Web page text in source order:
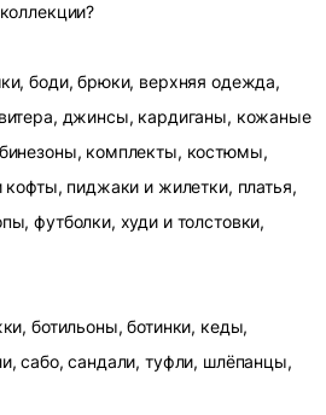
боди, брюки, верхняя одежда,
джинсы, кардиганы, кожаные
комплекты, костюмы,
кофты, пиджаки и жилетки, платья,
футболки, худи и толстовки,
ботильоны, ботинки, кеды,
сабо, сандали, туфли, шлёпанцы,